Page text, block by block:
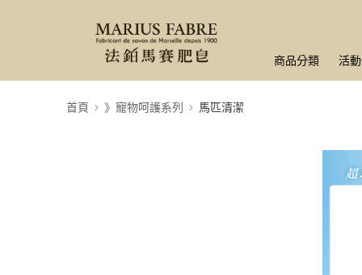
商品分類 活
首頁 》寵物呵護系列 馬匹清潔